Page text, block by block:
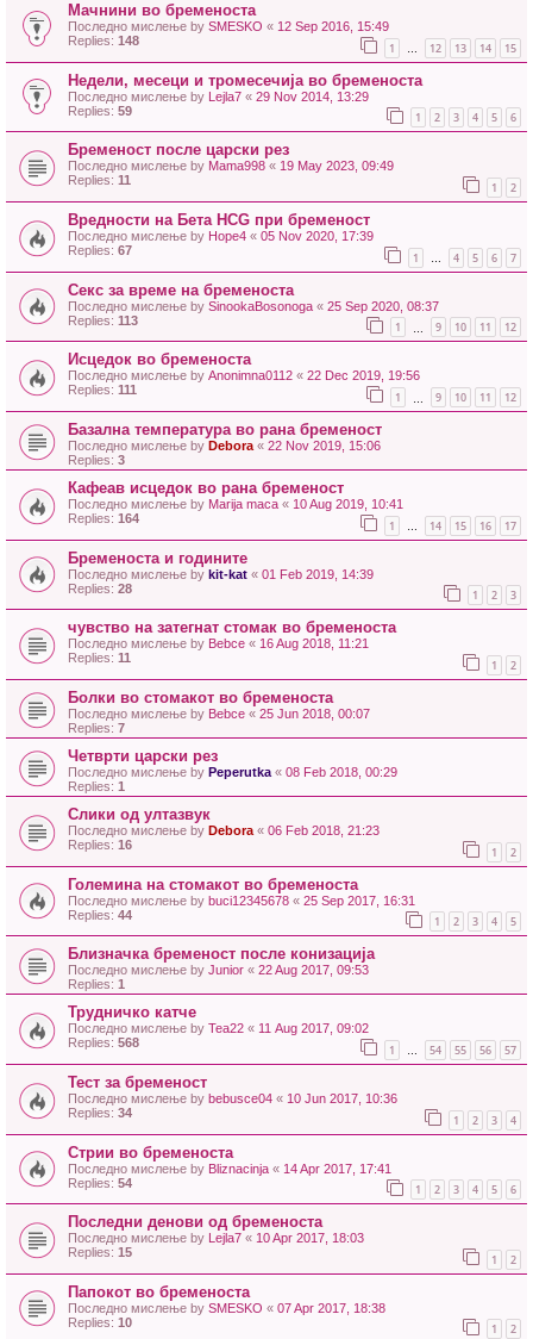
Мачнини во бременоста
Последно мислење by SMESKO « 12 Sep 2016, 15:49
Replies: 148 1 … 12 13 14 15
Недели, месеци и тромесечија во бременоста
Последно мислење by Lejla7 « 29 Nov 2014, 13:29
Replies: 59 1 2 3 4 5 6
Бременост после царски рез
Последно мислење by Mama998 « 19 May 2023, 09:49
Replies: 11 1 2
Вредности на Бета HCG при бременост
Последно мислење by Hope4 « 05 Nov 2020, 17:39
Replies: 67 1 … 4 5 6 7
Секс за време на бременоста
Последно мислење by SinookaBosonoga « 25 Sep 2020, 08:37
Replies: 113 1 9 10 11 12
Исцедок во бременоста
Последно мислење by Anonimna0112 « 22 Dec 2019, 19:56
Replies: 111 1 9 10 11 12
Базална температура во рана бременост
Последно мислење by Debora « 22 Nov 2019, 15:06
Replies: 3
Кафеав исцедок во рана бременост
Последно мислење by Marija maca « 10 Aug 2019, 10:41
Replies: 164 1 … 14 15 16 17
Бременоста и годините
Последно мислење by kit-kat « 01 Feb 2019, 14:39
Replies: 28 1 2 3
чувство на затегнат стомак во бременоста
Последно мислење by Bebce « 16 Aug 2018, 11:21
Replies: 11 1 2
Болки во стомакот во бременоста
Последно мислење by Bebce « 25 Jun 2018, 00:07
Replies: 7
Четврти царски рез
Последно мислење by Peperutka « 08 Feb 2018, 00:29
Replies: 1
Слики од ултазвук
Последно мислење by Debora « 06 Feb 2018, 21:23
Replies: 16 1 2
Големина на стомакот во бременоста
Последно мислење by buci12345678 « 25 Sep 2017, 16:31
Replies: 44 1 2 3 4 5
Близначка бременост после конизација
Последно мислење by Junior « 22 Aug 2017, 09:53
Replies: 1
Трудничко катче
Последно мислење by Теа22 « 11 Aug 2017, 09:02
Replies: 568 1 … 54 55 56 57
Teст за бременост
Последно мислење by bebusce04 « 10 Jun 2017, 10:36
Replies: 34 1 2 3 4
Стрии во бременоста
Последно мислење by Bliznacinja « 14 Apr 2017, 17:41
Replies: 54 1 2 3 4 5 6
Последни денови од бременоста
Последно мислење by Lejla7 « 10 Apr 2017, 18:03
Replies: 15 1 2
Папокот во бременоста
Последно мислење by SMESKO « 07 Apr 2017, 18:38
Replies: 10 1 2